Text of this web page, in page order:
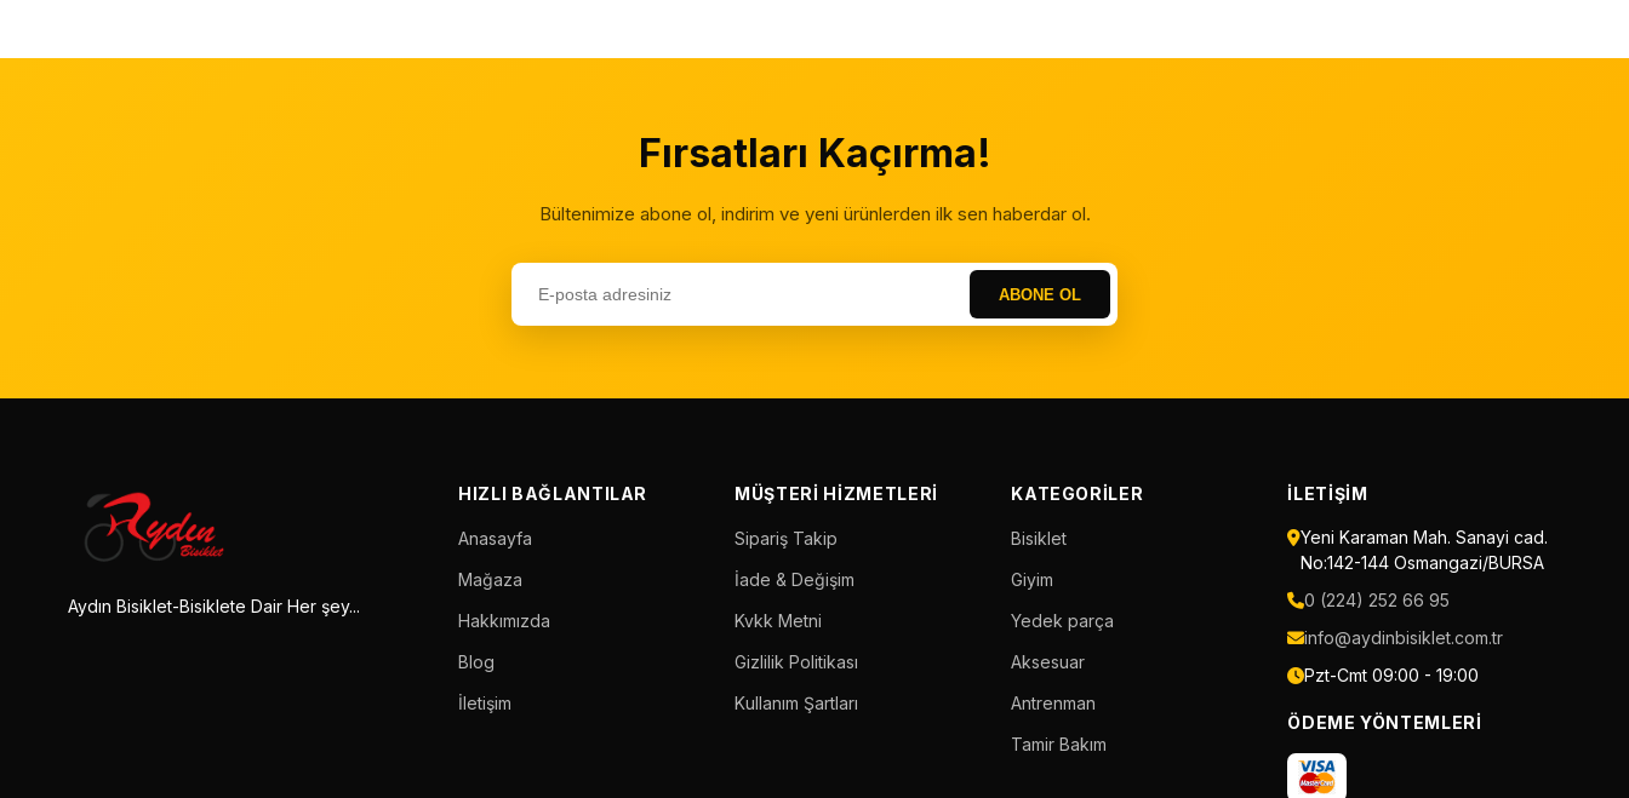
Fırsatları Kaçırma!
Bültenimize abone ol, indirim ve yeni ürünlerden ilk sen haberdar ol.
ABONE OL
Aydın Bisiklet-Bisiklete Dair Her şey...
HIZLI BAĞLANTILAR
Anasayfa
Mağaza
Hakkımızda
Blog
İletişim
MÜŞTERI HIZMETLERI
Sipariş Takip
İade & Değişim
Kvkk Metni
Gizlilik Politikası
Kullanım Şartları
KATEGORILER
Bisiklet
Giyim
Yedek parça
Aksesuar
Antrenman
Tamir Bakım
İLETIŞIM
Yeni Karaman Mah. Sanayi cad.
No:142-144 Osmangazi/BURSA
0 (224) 252 66 95
info@aydinbisiklet.com.tr
Pzt-Cmt 09:00 - 19:00
ÖDEME YÖNTEMLERI